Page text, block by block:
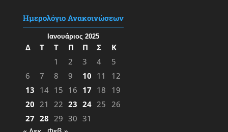
Ημερολόγιο Ανακοινώσεων
Ιανουάριος 2025
Δ Τ Τ Π Π Σ
Κ
1
2 3 4
5
6
7 8 9 10 11
12
13 14 15 16 17 18
19
20 21 22 23 24 25 26
27 28 29 30 31